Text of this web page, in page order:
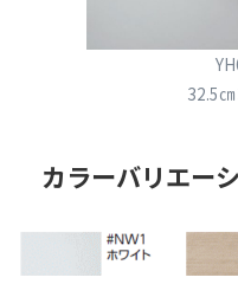
32.5
カラーバリエー